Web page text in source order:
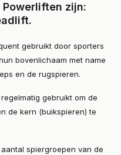
zijn:
gebruikt door sporters
bovenlichaam met name
en de rugspieren.
gebruikt om de
de kern (buikspieren) te
spiergroepen van de